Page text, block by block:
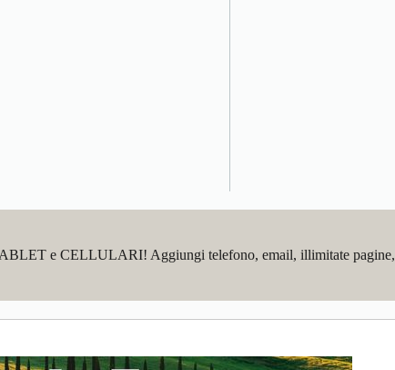
e CELLULARI! Aggiungi telefono, email, illimitate pagine,